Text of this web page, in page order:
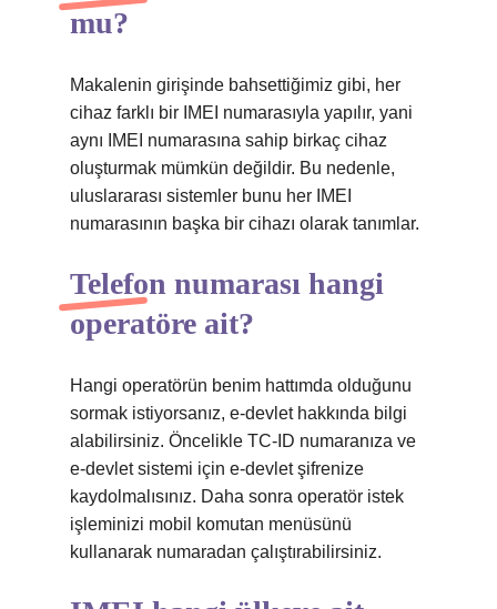
mu?
Makalenin girişinde bahsettiğimiz gibi, her
cihaz farklı bir IMEI numarasıyla yapılır, yani
aynı IMEI numarasına sahip birkaç cihaz
oluşturmak mümkün değildir. Bu nedenle,
uluslararası sistemler bunu her IMEI
numarasının başka bir cihazı olarak tanımlar.
Telefon numarası hangi
operatöre ait?
Hangi operatörün benim hattımda olduğunu
sormak istiyorsanız, e-devlet hakkında bilgi
alabilirsiniz. Öncelikle TC-ID numaranıza ve
e-devlet sistemi için e-devlet şifrenize
kaydolmalısınız. Daha sonra operatör istek
işleminizi mobil komutan menüsünü
kullanarak numaradan çalıştırabilirsiniz.